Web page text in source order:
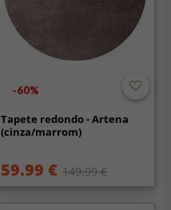
-60%
Tapete redondo - Artena
(cinza/marrom)
59.99 € 149.99 €